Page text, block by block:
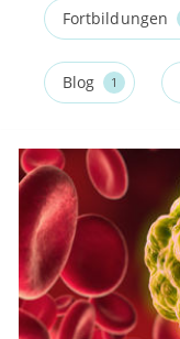
Fortbildungen
Blog 1